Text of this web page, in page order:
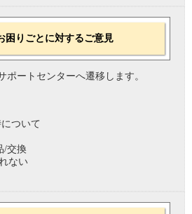
困りごとに対するご意見
ポートセンターへ遷移します。
ついて
/交換
ない